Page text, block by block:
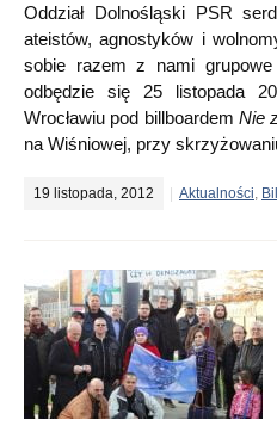
Oddział Dolnośląski PSR
ateistów, agnostyków i
sobie razem z nami
odbędzie się 25 listopada
Wrocławiu pod billboardem Nie
na Wiśniowej, przy
19 listopada, 2012 Aktualności,